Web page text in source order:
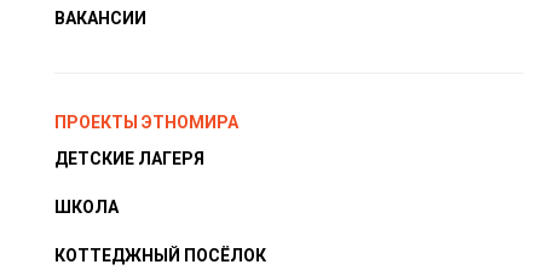
ВАКАНСИИ
ПРОЕКТЫ ЭТНОМИРА
ДЕТСКИЕ ЛАГЕРЯ
ШКОЛА
КОТТЕДЖНЫЙ ПОСЁЛОК